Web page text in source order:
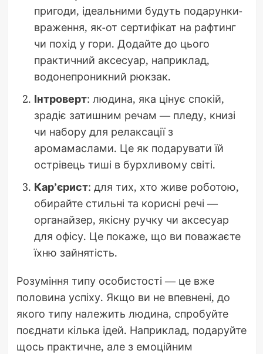
пригоди, ідеальними будуть подарунки-
враження, як-от сертифікат на рафтинг
чи похід у гори. Додайте до цього
практичний аксесуар, наприклад,
водонепроникний рюкзак.
Інтроверт: людина, яка цінує спокій,
зрадіє затишним речам — пледу, книзі
чи набору для релаксації з
аромамаслами. Це як подарувати їй
острівець тиші в бурхливому світі.
Кар’єрист: для тих, хто живе роботою,
обирайте стильні та корисні речі —
органайзер, якісну ручку чи аксесуар
для офісу. Це покаже, що ви поважаєте
їхню зайнятість.
Розуміння типу особистості — це вже
половина успіху. Якщо ви не впевнені, до
якого типу належить людина, спробуйте
поєднати кілька ідей. Наприклад, подаруйте
щось практичне, але з емоційним